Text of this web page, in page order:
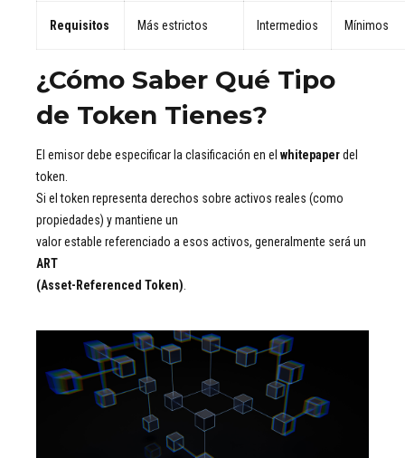
Requisitos Más estrictos Intermedios Mínimos
¿Cómo Saber Qué Tipo
de Token Tienes?
El emisor debe especificar la clasificación en el whitepaperdel
token.
Si el token representa derechos sobre activos reales (como
propiedades) y mantiene un
valor estable referenciado a esos activos, generalmente será un
ART
(Asset-Referenced Token)